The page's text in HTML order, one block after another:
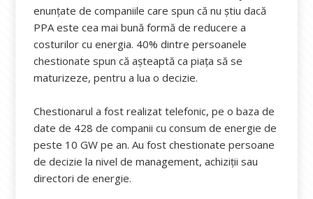
enunțate de companiile care spun că nu știu dacă
PPA este cea mai bună formă de reducere a
costurilor cu energia. 40% dintre persoanele
chestionate spun că așteaptă ca piața să se
maturizeze, pentru a lua o decizie.
Chestionarul a fost realizat telefonic, pe o baza de
date de 428 de companii cu consum de energie de
peste 10 GW pe an. Au fost chestionate persoane
de decizie la nivel de management, achiziții sau
directori de energie.